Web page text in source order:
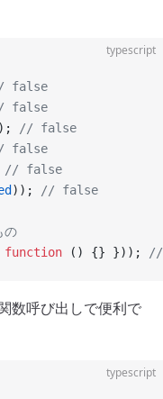
typescript
false
false
// false
false
// false
)); // false
の
function () {} }));
数呼び出しで便利で
typescript